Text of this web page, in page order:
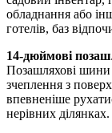
обладнання або
готелів, баз
14-дюймові
Позашляхові шини
зчеплення з
впевненіше
нерівних ділянках.